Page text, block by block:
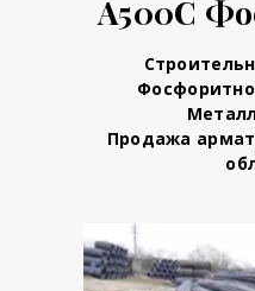
А500С
Продажа